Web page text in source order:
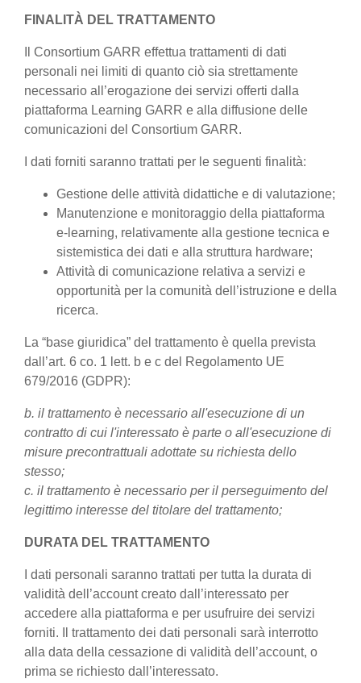
FINALITÀ DEL TRATTAMENTO
Il Consortium GARR effettua trattamenti di dati
personali nei limiti di quanto ciò sia strettamente
necessario all’erogazione dei servizi offerti dalla
piattaforma Learning GARR e alla diffusione delle
comunicazioni del Consortium GARR.
I dati forniti saranno trattati per le seguenti finalità:
Gestione delle attività didattiche e di valutazione;
Manutenzione e monitoraggio della piattaforma
e-learning, relativamente alla gestione tecnica e
sistemistica dei dati e alla struttura hardware;
Attività di comunicazione relativa a servizi e
opportunità per la comunità dell’istruzione e della
ricerca.
La “base giuridica” del trattamento è quella prevista
dall’art. 6 co. 1 lett. b e c del Regolamento UE
679/2016 (GDPR):
b. il trattamento è necessario all'esecuzione di un
contratto di cui l'interessato è parte o all'esecuzione di
misure precontrattuali adottate su richiesta dello
stesso;
c. il trattamento è necessario per il perseguimento del
legittimo interesse del titolare del trattamento;
DURATA DEL TRATTAMENTO
I dati personali saranno trattati per tutta la durata di
validità dell’account creato dall’interessato per
accedere alla piattaforma e per usufruire dei servizi
forniti. Il trattamento dei dati personali sarà interrotto
alla data della cessazione di validità dell’account, o
prima se richiesto dall’interessato.